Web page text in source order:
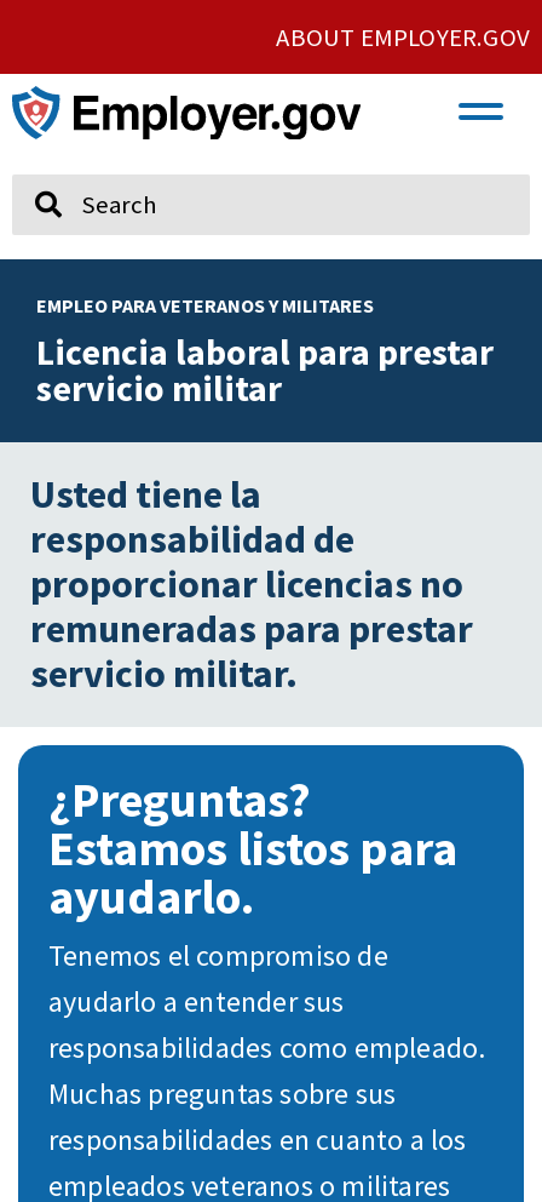
ABOUT EMPLOYER.GOV
EMPLEO PARA VETERANOS Y MILITARES
Licencia laboral para prestar
servicio militar
Usted tiene la
responsabilidad de
proporcionar licencias no
remuneradas para prestar
servicio militar.
¿Preguntas?
Estamos listos para
ayudarlo.
Tenemos el compromiso de
ayudarlo a entender sus
responsabilidades como empleado.
Muchas preguntas sobre sus
responsabilidades en cuanto a los
empleados veteranos o militares